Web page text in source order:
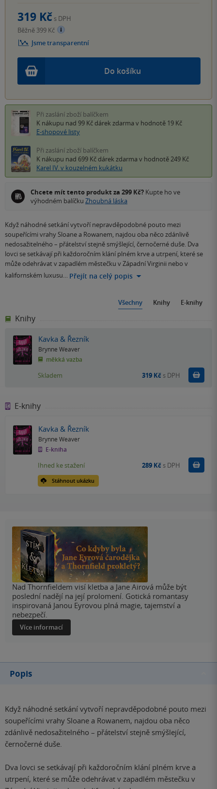
Do košíku
319 Kč s DPH
Běžně 399 Kč
Jsme transparentní
Při zaslání zboží balíčkem
K nákupu nad 99 Kč dárek zdarma v hodnotě 19 Kč
E-shopové listy
Při zaslání zboží balíčkem
K nákupu nad 699 Kč dárek zdarma v hodnotě 249 Kč
Karel IV. v kouzelném kukátku
Chcete mít tento produkt za 299 Kč? Kupte ho ve
výhodném balíčku Zhoubná láska
Když náhodné setkání vytvoří nepravděpodobné pouto mezi
soupeřícími vrahy Sloane a Rowanem, najdou oba něco zdánlivě
nedosažitelného – přátelství stejně smýšlející, černočerné duše. Dva
lovci se setkávají při každoročním klání plném krve a utrpení, které se
může odehrávat v zapadlém městečku v Západní Virginii nebo v
kalifornském luxusu… Přejít na celý popis
Všechny Knihy E-knihy
Knihy
Kavka & Řezník
Brynne Weaver
měkká vazba
Skladem 319 Kč s DPH
E-knihy
Kavka & Řezník
Brynne Weaver
E-kniha
Stáhnout ukázku
Ihned ke stažení 289 Kč s DPH Koupit
Nad Thornfieldem visí kletba a Jane Airová může být
poslední nadějí na její prolomení. Gotická romantasy
inspirovaná Janou Eyrovou plná magie, tajemství a
nebezpečí.
Více informací
Popis
Když náhodné setkání vytvoří nepravděpodobné pouto mezi
soupeřícími vrahy Sloane a Rowanem, najdou oba něco
zdánlivě nedosažitelného – přátelství stejně smýšlející,
černočerné duše.
Dva lovci se setkávají při každoročním klání plném krve a
utrpení, které se může odehrávat v zapadlém městečku v